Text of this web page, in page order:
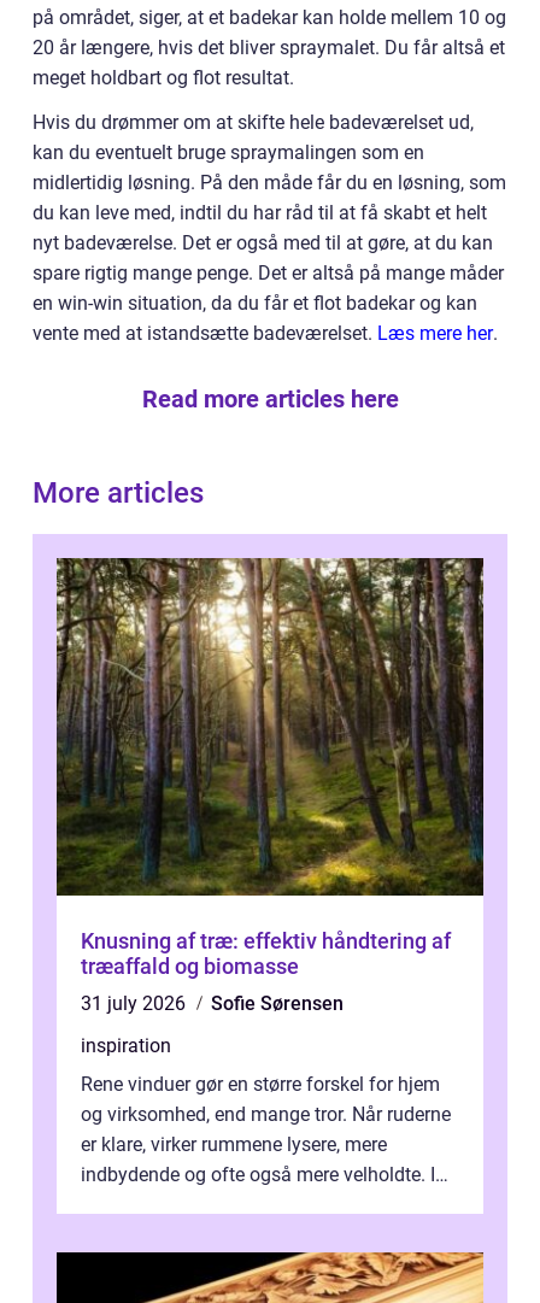
på området, siger, at et badekar kan holde mellem 10 og
20 år længere, hvis det bliver spraymalet. Du får altså et
meget holdbart og flot resultat.
Hvis du drømmer om at skifte hele badeværelset ud,
kan du eventuelt bruge spraymalingen som en
midlertidig løsning. På den måde får du en løsning, som
du kan leve med, indtil du har råd til at få skabt et helt
nyt badeværelse. Det er også med til at gøre, at du kan
spare rigtig mange penge. Det er altså på mange måder
en win-win situation, da du får et flot badekar og kan
vente med at istandsætte badeværelset. Læs mere her.
Read more articles here
More articles
Knusning af træ: effektiv håndtering af
træaffald og biomasse
31 july 2026
Sofie Sørensen
inspiration
Rene vinduer gør en større forskel for hjem
og virksomhed, end mange tror. Når ruderne
er klare, virker rummene lysere, mere
indbydende og ofte også mere velholdte. I